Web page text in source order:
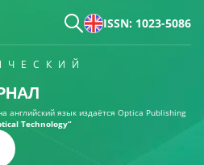
ISSN: 1023-5086
английский язык издаётся Optica Publishing
Technology“